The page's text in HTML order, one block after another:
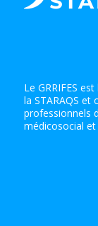
Le GRRIFES
la STARAQS
professionnels
médicosocial et